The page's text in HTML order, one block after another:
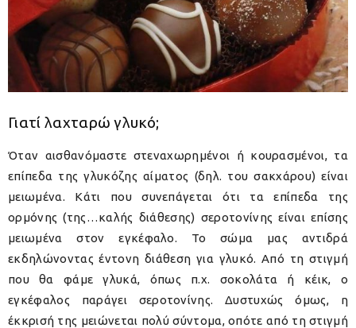
Γιατί λαχταρώ γλυκό;
Όταν αισθανόμαστε στεναχωρημένοι ή κουρασμένοι, τα
επίπεδα της γλυκόζης αίματος (δηλ. του σακχάρου) είναι
μειωμένα. Κάτι που συνεπάγεται ότι τα επίπεδα της
ορμόνης (της…καλής διάθεσης) σεροτονίνης είναι επίσης
μειωμένα στον εγκέφαλο. Το σώμα μας αντιδρά
εκδηλώνοντας έντονη διάθεση για γλυκό. Από τη στιγμή
που θα φάμε γλυκά, όπως π.χ. σοκολάτα ή κέικ, ο
εγκέφαλος παράγει σεροτονίνης. Δυστυχώς όμως, η
έκκρισή της μειώνεται πολύ σύντομα, οπότε από τη στιγμή